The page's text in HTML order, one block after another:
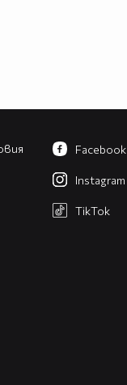
Facebook
Instagram
TikTok